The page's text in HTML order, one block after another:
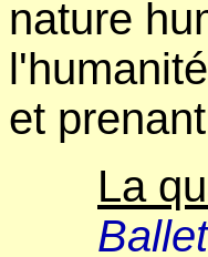
nature
et
La